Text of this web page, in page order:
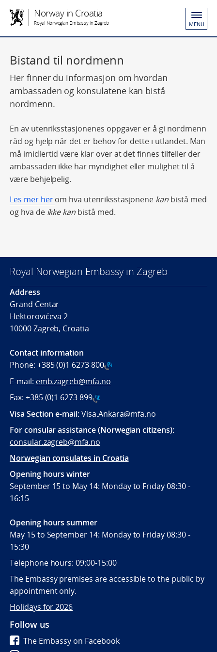
Norway in Croatia
Royal Norwegian Embassy in Zagreb MENU
Bistand til nordmenn
Her finner du informasjon om hvordan
ambassaden og konsulatene kan bistå
nordmenn.
En av utenriksstasjonenes oppgaver er å gi nordmenn
råd og hjelp når det er behov for dette i utlandet. Man
må imidlertid være klar over at det finnes tilfeller der
ambassaden ikke har myndighet eller mulighet til å
være behjelpelig.
Les mer herom hva utenriksstasjonene kan bistå med
og hva de ikke kan bistå med.
Royal Norwegian Embassy in Zagreb
Address
Grand Centar
Hektorovićeva 2
10000 Zagreb, Croatia
Contact information
Phone: +385 (0)1 6273 800
E-mail: emb.zagreb@mfa.no
Fax: +385 (0)1 6273 899
Visa Section e-mail:Visa.Ankara@mfa.no
For consular assistance (Norwegian citizens):
consular.zagreb@mfa.no
Norwegian consulates in Croatia
Opening hours winter
September 15 to May 14: Monday to Friday 08:30 -
16:15
Opening hours summer
May 15 to September 14: Monday to Friday 08:30 -
15:30
Telephone hours: 09:00-15:00
The Embassy premises are accessible to the public by
appointment only.
Holidays for 2026
Follow us
The Embassy on Facebook